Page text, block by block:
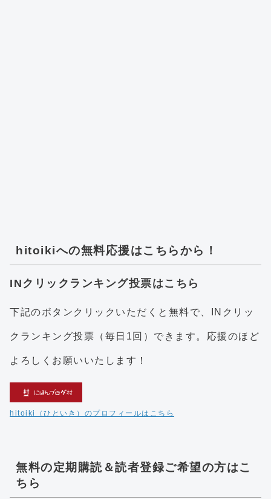
hitoikiへの無料応援はこちらから！
INクリックランキング投票はこちら
下記のボタンクリックいただくと無料で、INクリッ
クランキング投票（毎日1回）できます。応援のほど
よろしくお願いいたします！
hitoiki（ひといき）のプロフィールはこちら
無料の定期購読＆読者登録ご希望の方はこ
ちら